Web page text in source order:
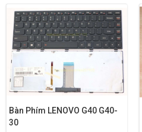
Bàn Phím LENOVO G40 G40-
30